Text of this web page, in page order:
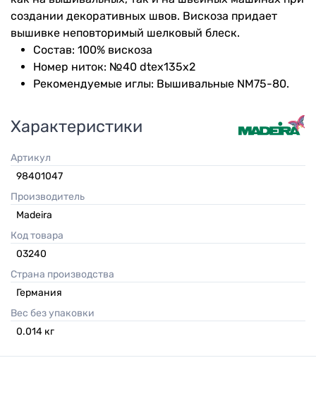
создании декоративных швов. Вискоза придает
вышивке неповторимый шелковый блеск.
Состав: 100% вискоза
Номер ниток: №40 dtex135x2
Рекомендуемые иглы: Вышивальные NM75-80.
Характеристики
Артикул
98401047
Производитель
Madeira
Код товара
03240
Страна производства
Германия
Вес без упаковки
0.014 кг